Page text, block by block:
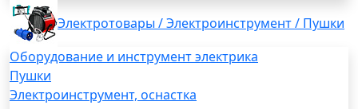
Электротовары / Электроинструмент / Пушки
Оборудование и инструмент электрика
Пушки
Электроинструмент, оснастка